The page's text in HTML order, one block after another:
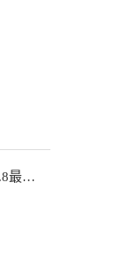
漫蛙manwa2正版v1.1.8最新版